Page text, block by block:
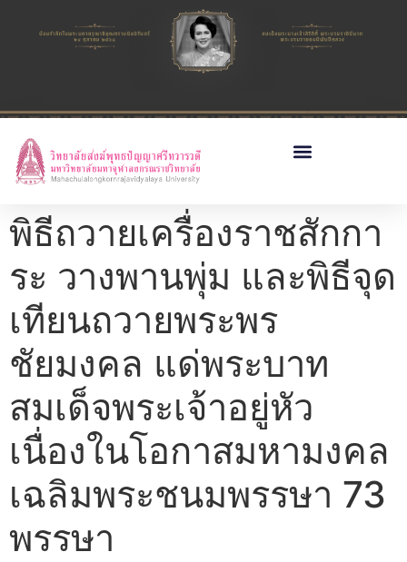
พิธีถวายเครื่องราชสักกา
ระ วางพานพุ่ม และพิธีจุด
เทียนถวายพระพร
ชัยมงคล แด่พระบาท
สมเด็จพระเจ้าอยู่หัว
เนื่องในโอกาสมหามงคล
เฉลิมพระชนมพรรษา 73
พรรษา